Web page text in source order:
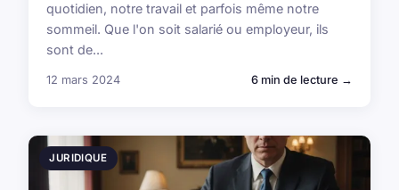
quotidien, notre travail et parfois même notre
sommeil. Que l'on soit salarié ou employeur, ils
sont de...
12 mars 2024 6 min de lecture →
JURIDIQUE